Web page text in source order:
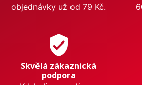
objednávky už od 79 Kč.
verified_user
Skvělá zákaznická
podpora